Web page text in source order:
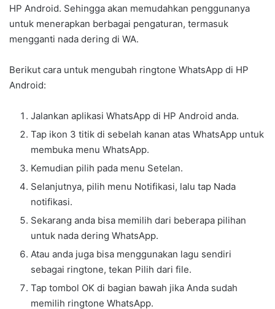
HP Android. Sehingga akan memudahkan penggunanya
untuk menerapkan berbagai pengaturan, termasuk
mengganti nada dering di WA.
Berikut cara untuk mengubah ringtone WhatsApp di HP
Android:
Jalankan aplikasi WhatsApp di HP Android anda.
Tap ikon 3 titik di sebelah kanan atas WhatsApp untuk
membuka menu WhatsApp.
Kemudian pilih pada menu Setelan.
Selanjutnya, pilih menu Notifikasi, lalu tap Nada
notifikasi.
Sekarang anda bisa memilih dari beberapa pilihan
untuk nada dering WhatsApp.
Atau anda juga bisa menggunakan lagu sendiri
sebagai ringtone, tekan Pilih dari file.
Tap tombol OK di bagian bawah jika Anda sudah
memilih ringtone WhatsApp.